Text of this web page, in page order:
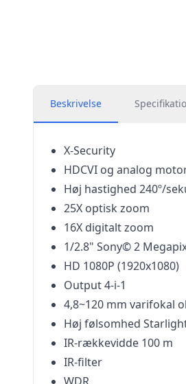
Beskrivelse
X-Security
HDCVI og analog
Høj hastighed 240º/
25X optisk zoom
16X digitalt zoom
1/2.8" Sony© 2
HD 1080P (1920x1080)
Output 4-i-1
4,8~120 mm varifokal
Høj følsomhed
IR-rækkevidde 100 m
IR-filter